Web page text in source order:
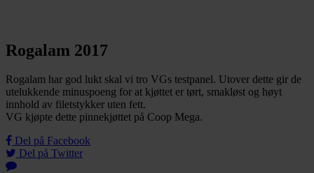
Rogalam 2017
Rogalam har god lukt skal vi tro VGs testpanel. Utover dette gir de
utelukkende minuspoeng for at kjøttet er tørt, smakløst og høyt
innhold av filetstykker uten fett.
VG kjøpte dette pinnekjøttet på Coop Mega.
Del på Facebook
Del på Twitter